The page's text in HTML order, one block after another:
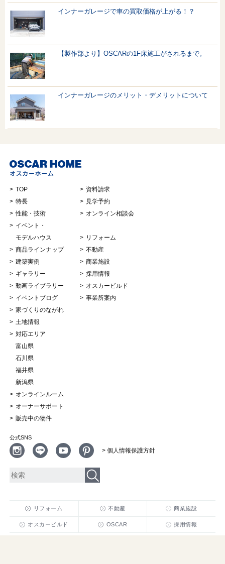
インナーガレージで車の買取価格が上がる！？
【製作部より】OSCARの1F床施工がされるまで。
インナーガレージのメリット・デメリットについて
TOP
特長
性能・技術
イベント・
モデルハウス
商品ラインナップ
建築実例
ギャラリー
動画ライブラリー
イベントブログ
家づくりのながれ
土地情報
対応エリア
富山県
石川県
福井県
新潟県
オンラインルーム
オーナーサポート
販売中の物件
資料請求
見学予約
オンライン相談会
リフォーム
不動産
商業施設
採用情報
オスカービルド
事業所案内
公式SNS
> 個人情報保護方針
リフォーム 不動産 商業施設
オスカービルド OSCAR 採用情報